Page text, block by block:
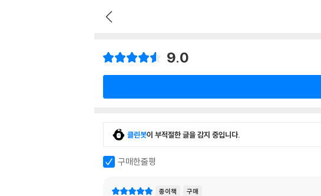
9.0
클린봇이 부적절한 글을 감지 중입니다.
구매한줄평
종이책 구매